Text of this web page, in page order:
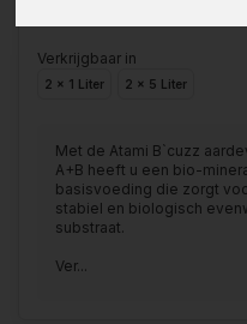
Verkrijgbaar in
2 x 1 Liter 2 x 5 Liter
Met de Atami B`cuzz
A+B heeft u een bio-
basisvoeding die zorgt
stabiel en biologisch
substraat.
Ver...